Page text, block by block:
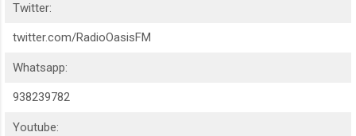
Twitter:
twitter.com/RadioOasisFM
Whatsapp:
938239782
Youtube: